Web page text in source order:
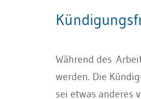
Während des
werden. Die
sei etwas anderes